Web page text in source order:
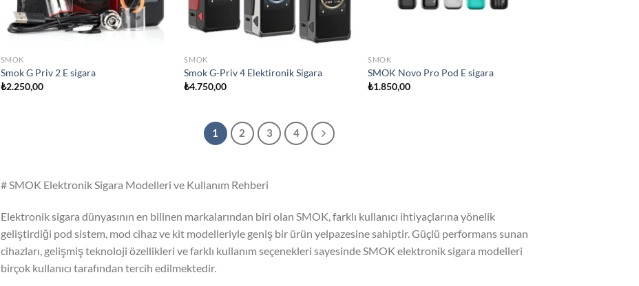
SMOK
Smok G Priv 2 E sigara
₺2.250,00
SMOK
Smok G-Priv 4 Elektironik Sigara
₺4.750,00
SMOK
SMOK Novo Pro Pod E sigara
₺1.850,00
1 2 3 4
# SMOK Elektronik Sigara Modelleri ve Kullanım Rehberi
Elektronik sigara dünyasının en bilinen markalarından biri olan SMOK, farklı kullanıcı ihtiyaçlarına yönelik
geliştirdiği pod sistem, mod cihaz ve kit modelleriyle geniş bir ürün yelpazesine sahiptir. Güçlü performans sunan
cihazları, gelişmiş teknoloji özellikleri ve farklı kullanım seçenekleri sayesinde SMOK elektronik sigara modelleri
birçok kullanıcı tarafından tercih edilmektedir.